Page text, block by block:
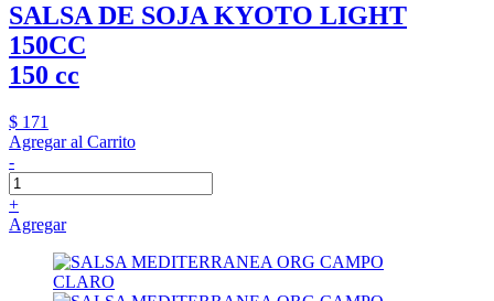
SALSA DE SOJA KYOTO LIGHT
150CC
150 cc
$ 171
Agregar al Carrito
-
+
Agregar